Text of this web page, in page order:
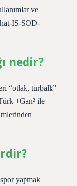
ve
IS-SOD-
nedir?
“otlak, turbalk”
+Gan² ile
yapmak